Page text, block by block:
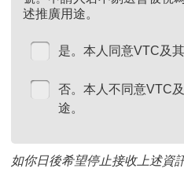
述推廣用途。
是。本人同意VTC及
否。本人不同意VTC
途。
如你日後希望停止接收上述資